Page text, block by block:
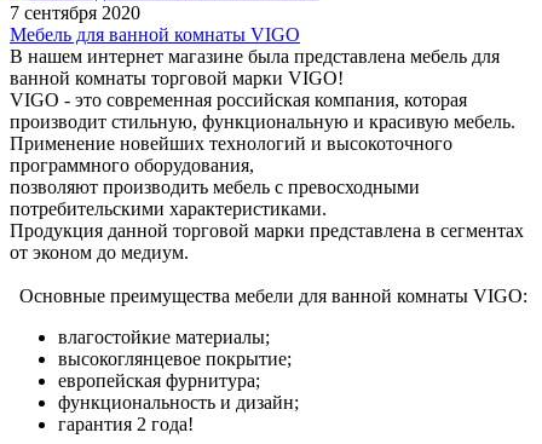
7 сентября 2020
Мебель для ванной комнаты VIGO
В нашем интернет магазине была представлена мебель для
ванной комнаты торговой марки VIGO!
VIGO - это современная российская компания, которая
производит стильную, функциональную и красивую мебель.
Применение новейших технологий и высокоточного
программного оборудования,
позволяют производить мебель с превосходными
потребительскими характеристиками.
Продукция данной торговой марки представлена в сегментах
от эконом до медиум.
Основные преимущества мебели для ванной комнаты VIGO:
влагостойкие материалы;
высокоглянцевое покрытие;
европейская фурнитура;
функциональность и дизайн;
гарантия 2 года!